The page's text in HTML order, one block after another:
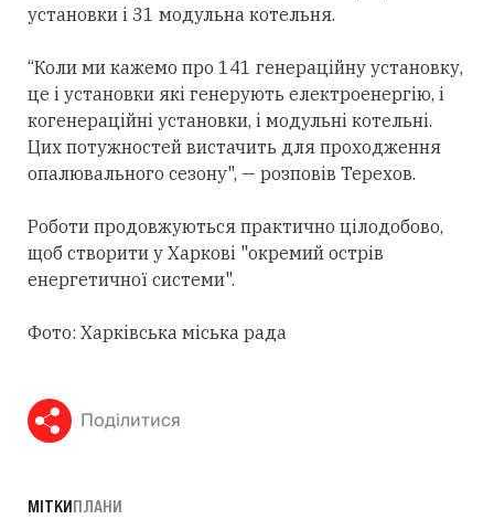
установки і 31 модульна котельня.
“Коли ми кажемо про 141 генераційну установку,
це і установки які генерують електроенергію, і
когенераційні установки, і модульні котельні.
Цих потужностей вистачить для проходження
опалювального сезону", — розповів Терехов.
Роботи продовжуються практично цілодобово,
щоб створити у Харкові "окремий острів
енергетичної системи".
Фото: Харківська міська рада
Поділитися
МІТКИПЛАНИ